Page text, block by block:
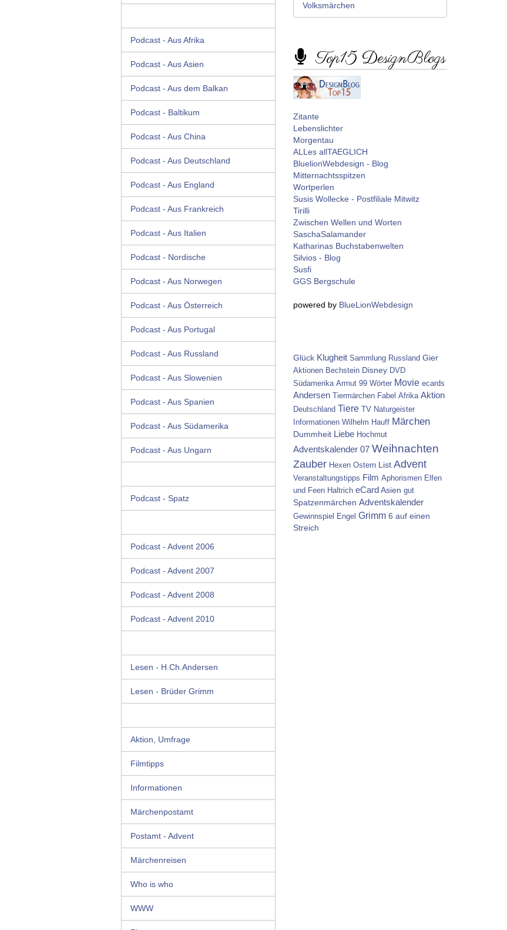
Podcast - Aus Afrika
Podcast - Aus Asien
Podcast - Aus dem Balkan
Podcast - Baltikum
Podcast - Aus China
Podcast - Aus Deutschland
Podcast - Aus England
Podcast - Aus Frankreich
Podcast - Aus Italien
Podcast - Nordische
Podcast - Aus Norwegen
Podcast - Aus Österreich
Podcast - Aus Portugal
Podcast - Aus Russland
Podcast - Aus Slowenien
Podcast - Aus Spanien
Podcast - Aus Südamerika
Podcast - Aus Ungarn
Podcast - Spatz
Podcast - Advent 2006
Podcast - Advent 2007
Podcast - Advent 2008
Podcast - Advent 2010
Lesen - H.Ch.Andersen
Lesen - Brüder Grimm
Aktion, Umfrage
Filmtipps
Informationen
Märchenpostamt
Postamt - Advent
Märchenreisen
Who is who
WWW
Volksmärchen
Top15 DesignBlogs
Zitante
Lebenslichter
Morgentau
ALLes allTAEGLICH
BluelionWebdesign - Blog
Mitternachtsspitzen
Wortperlen
Susis Wollecke - Postfiliale Mitwitz
Tirilli
Zwischen Wellen und Worten
SaschaSalamander
Katharinas Buchstabenwelten
Silvios - Blog
Susfi
GGS Bergschule
powered by BlueLionWebdesign
Glück Klugheit Sammlung Russland Gier
Aktionen Bechstein Disney DVD
Südamerika Armut 99 Wörter Movie ecards
Andersen Tiermärchen Fabel Afrika Aktion
Deutschland Tiere TV Naturgeister
Informationen Wilhelm Hauff Märchen
Dummheit Liebe Hochmut
Adventskalender 07 Weihnachten
Zauber Hexen Ostern List Advent
Veranstaltungstipps Film Aphorismen Elfen
und Feen Haltrich eCard Asien gut
Spatzenmärchen Adventskalender
Gewinnspiel Engel Grimm 6 auf einen
Streich